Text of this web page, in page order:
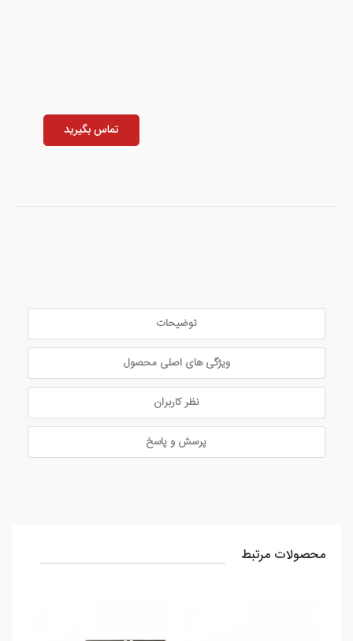
تماس بگیرید
توضیحات
ویژگی های اصلی محصول
نظر کاربران
پرسش و پاسخ
محصولات مرتبط